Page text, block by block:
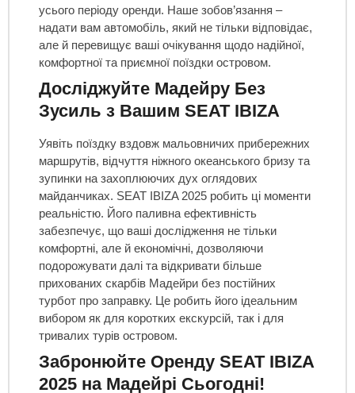
усього періоду оренди. Наше зобов’язання –
надати вам автомобіль, який не тільки відповідає,
але й перевищує ваші очікування щодо надійної,
комфортної та приємної поїздки островом.
Досліджуйте Мадейру Без
Зусиль з Вашим SEAT IBIZA
Уявіть поїздку вздовж мальовничих прибережних
маршрутів, відчуття ніжного океанського бризу та
зупинки на захоплюючих дух оглядових
майданчиках. SEAT IBIZA 2025 робить ці моменти
реальністю. Його паливна ефективність
забезпечує, що ваші дослідження не тільки
комфортні, але й економічні, дозволяючи
подорожувати далі та відкривати більше
прихованих скарбів Мадейри без постійних
турбот про заправку. Це робить його ідеальним
вибором як для коротких екскурсій, так і для
тривалих турів островом.
Забронюйте Оренду SEAT IBIZA
2025 на Мадейрі Сьогодні!